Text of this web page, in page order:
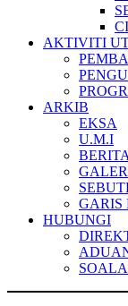
AKTIVITI
ARKIB
EKSA
U.M.I
BERITA
GARIS
HUBUNGI